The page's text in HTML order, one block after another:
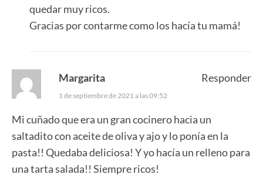
quedar muy ricos.
Gracias por contarme como los hacía tu mamá!
Margarita
1 de septiembre de 2021 a las 09:52
Mi cuñado que era un gran cocinero hacia un
saltadito con aceite de oliva y ajo y lo ponía en la
pasta!! Quedaba deliciosa! Y yo hacía un relleno para
una tarta salada!! Siempre ricos!
Responder